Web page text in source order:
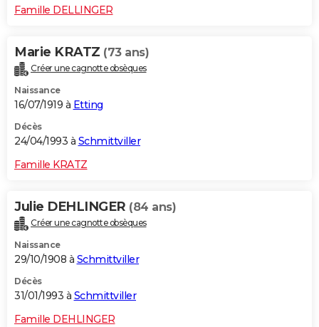
Famille DELLINGER
Marie KRATZ (73 ans)
Créer une cagnotte obsèques
Naissance
16/07/1919 à Etting
Décès
24/04/1993 à Schmittviller
Famille KRATZ
Julie DEHLINGER (84 ans)
Créer une cagnotte obsèques
Naissance
29/10/1908 à Schmittviller
Décès
31/01/1993 à Schmittviller
Famille DEHLINGER